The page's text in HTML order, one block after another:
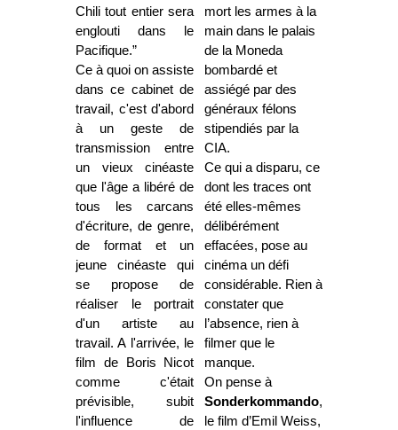
Chili tout entier sera
englouti dans le
Pacifique.”
Ce à quoi on assiste
dans ce cabinet de
travail, c'est d'abord
à un geste de
transmission entre
un vieux cinéaste
que l'âge a libéré de
tous les carcans
d'écriture, de genre,
de format et un
jeune cinéaste qui
se propose de
réaliser le portrait
d'un artiste au
travail. A l'arrivée, le
film de Boris Nicot
comme c'était
prévisible, subit
l'influence de
mort les armes à la
main dans le palais
de la Moneda
bombardé et
assiégé par des
généraux félons
stipendiés par la
CIA.
Ce qui a disparu, ce
dont les traces ont
été elles-mêmes
délibérément
effacées, pose au
cinéma un défi
considérable. Rien à
constater que
l’absence, rien à
filmer que le
manque.
On pense à
Sonderkommando,
le film d’Emil Weiss,